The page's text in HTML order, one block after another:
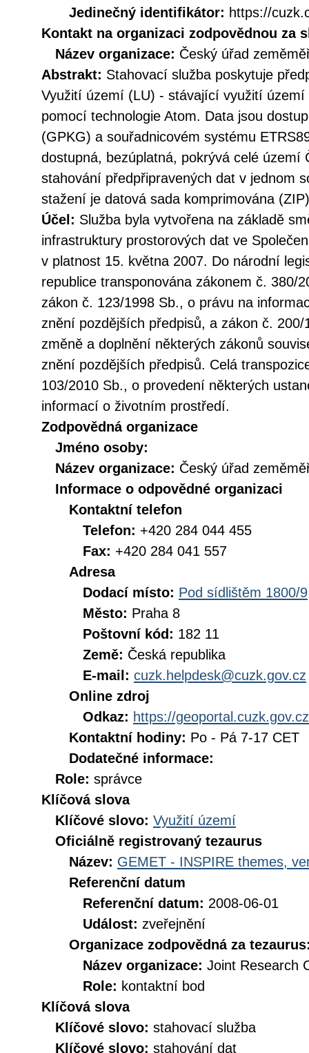
Jedinečný identifikátor: https://
Kontakt na organizaci zodpovědnou za
Název organizace: Český úřad
Abstrakt: Stahovací služba poskytuje
Využití území (LU) - stávající využití území
pomocí technologie Atom. Data jsou
(GPKG) a souřadnicovém systému
dostupná, bezúplatná, pokrývá celé území
stahování předpřipravených dat v jednom
stažení je datová sada komprimována
Účel: Služba byla vytvořena na základě
infrastruktury prostorových dat ve
v platnost 15. května 2007. Do národní
republice transponována zákonem č. 380/
zákon č. 123/1998 Sb., o právu na
znění pozdějších předpisů, a zákon č.
změně a doplnění některých zákonů
znění pozdějších předpisů. Celá
103/2010 Sb., o provedení některých
informací o životním prostředí.
Zodpovědná organizace
Jméno osoby:
Název organizace: Český úřad
Informace o odpovědné organizaci
Kontaktní telefon
Telefon: +420 284 044 455
Fax: +420 284 041 557
Adresa
Dodací místo: Pod sídlištěm 1800/9
Město: Praha 8
Poštovní kód: 182 11
Země: Česká republika
E-mail: cuzk.helpdesk@cuzk.gov.cz
Online zdroj
Odkaz: https://geoportal.cuzk.gov.cz
Kontaktní hodiny: Po - Pá 7-17 CET
Dodatečné informace:
Role: správce
Klíčová slova
Klíčové slovo: Využití území
Oficiálně registrovaný tezaurus
Název: GEMET - INSPIRE themes,
Referenční datum
Referenční datum: 2008-06-01
Událost: zveřejnění
Organizace zodpovědná za
Název organizace: Joint Research
Role: kontaktní bod
Klíčová slova
Klíčové slovo: stahovací služba
Klíčové slovo: stahování dat